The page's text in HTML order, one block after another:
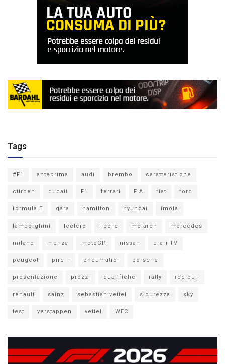
Tags
#F1 anteprima audi brembo caratteristiche
citroen ducati F1 ferrari FIA fiat ford
formula E gara hamilton hyundai imola
lamborghini leclerc libere mclaren mercedes
milano monza motoGP nissan orari TV
peugeot pirelli pneumatici porsche
presentazione prezzi qualifiche rally red bull
renault sainz sebastian vettel sicurezza sky
test verstappen vettel WEC